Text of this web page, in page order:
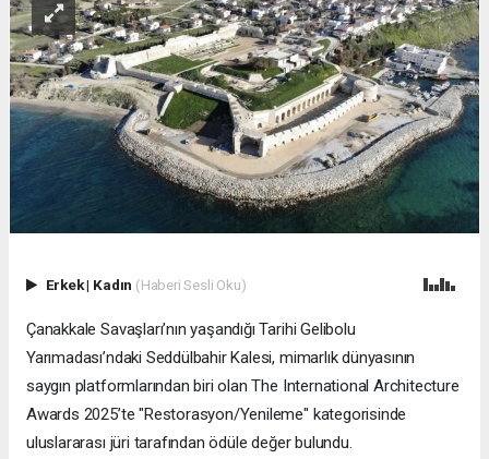
Erkek| Kadın (Haberi Sesli Oku)
Çanakkale Savaşları’nın yaşandığı Tarihi Gelibolu
Yarımadası’ndaki Seddülbahir Kalesi, mimarlık dünyasının
saygın platformlarından biri olan The International Architecture
Awards 2025’te "Restorasyon/Yenileme" kategorisinde
uluslararası jüri tarafından ödüle değer bulundu.